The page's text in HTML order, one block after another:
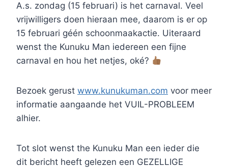
A.s. zondag (15 februari) is het carnaval. Veel
vrijwilligers doen hieraan mee, daarom is er op
15 februari géén schoonmaakactie. Uiteraard
wenst the Kunuku Man iedereen een fijne
carnaval en hou het netjes, oké?
Bezoek gerust www.kunukuman.com voor meer
informatie aangaande het VUIL-PROBLEEM
alhier.
Tot slot wenst the Kunuku Man een ieder die
dit bericht heeft gelezen een GEZELLIGE